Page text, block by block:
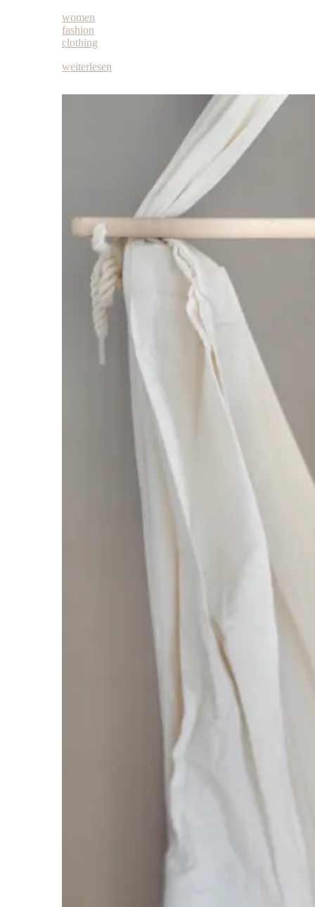
women
fashion
clothing
weiterlesen